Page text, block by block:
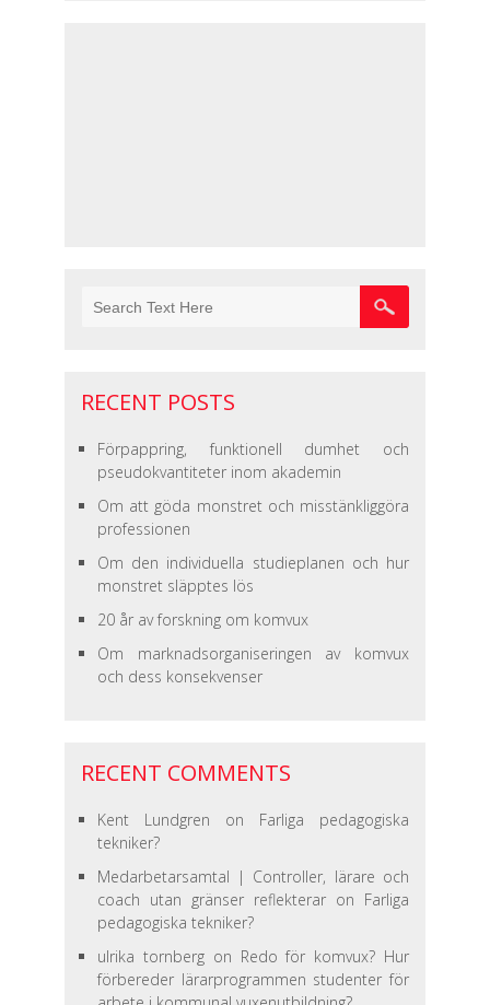
RECENT POSTS
Förpappring, funktionell dumhet och
pseudokvantiteter inom akademin
Om att göda monstret och misstänkliggöra
professionen
Om den individuella studieplanen och hur
monstret släpptes lös
20 år av forskning om komvux
Om marknadsorganiseringen av komvux
och dess konsekvenser
RECENT COMMENTS
Kent Lundgren on Farliga pedagogiska
tekniker?
Medarbetarsamtal | Controller, lärare och
coach utan gränser reflekteraron Farliga
pedagogiska tekniker?
ulrika tornbergon Redo för komvux? Hur
förbereder lärarprogrammen studenter för